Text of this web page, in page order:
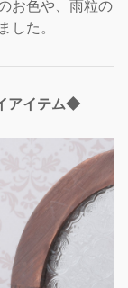
お色や、雨粒の
した。
アイテム◆